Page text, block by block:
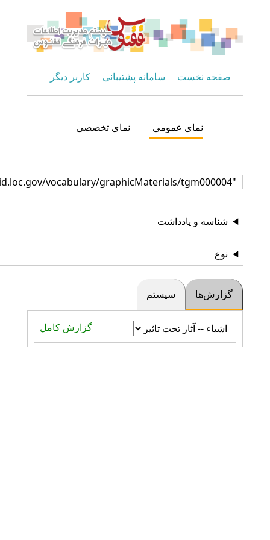
صفحه نخست سامانه پشتیبانی کاربر دیگر
نمای عمومی نمای تخصصی
شناسه و یادداشت
گزارش‌ها سیستم
گزارش کامل